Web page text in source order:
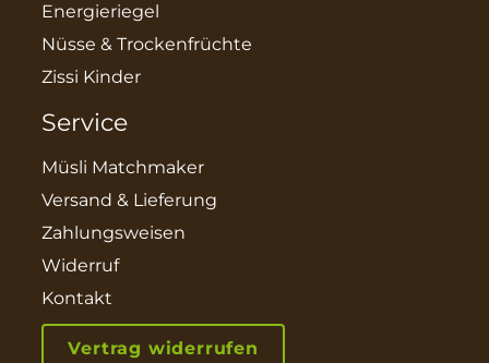
Energieriegel
Nüsse & Trockenfrüchte
Zissi Kinder
Service
Müsli Matchmaker
Versand & Lieferung
Zahlungsweisen
Widerruf
Kontakt
Vertrag widerrufen